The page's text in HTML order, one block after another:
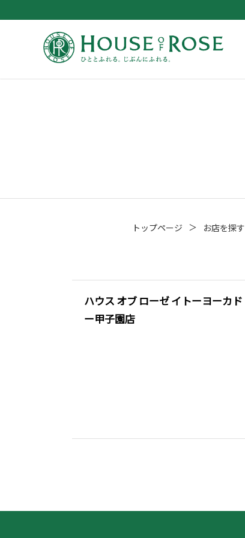
トップページ ＞ お店を探す
ハウス オブ ローゼ イトーヨーカド
ー甲子園店